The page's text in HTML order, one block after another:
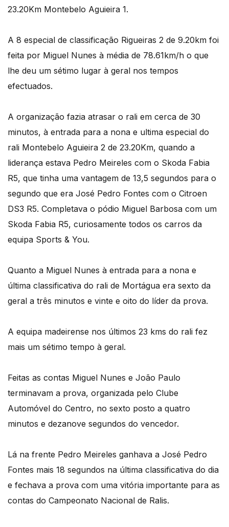
23.20Km Montebelo Aguieira 1.
A 8 especial de classificação Rigueiras 2 de 9.20km foi
feita por Miguel Nunes à média de 78.61km/h o que
lhe deu um sétimo lugar à geral nos tempos
efectuados.
A organização fazia atrasar o rali em cerca de 30
minutos, à entrada para a nona e ultima especial do
rali Montebelo Aguieira 2 de 23.20Km, quando a
liderança estava Pedro Meireles com o Skoda Fabia
R5, que tinha uma vantagem de 13,5 segundos para o
segundo que era José Pedro Fontes com o Citroen
DS3 R5. Completava o pódio Miguel Barbosa com um
Skoda Fabia R5, curiosamente todos os carros da
equipa Sports & You.
Quanto a Miguel Nunes à entrada para a nona e
última classificativa do rali de Mortágua era sexto da
geral a três minutos e vinte e oito do líder da prova.
A equipa madeirense nos últimos 23 kms do rali fez
mais um sétimo tempo à geral.
Feitas as contas Miguel Nunes e João Paulo
terminavam a prova, organizada pelo Clube
Automóvel do Centro, no sexto posto a quatro
minutos e dezanove segundos do vencedor.
Lá na frente Pedro Meireles ganhava a José Pedro
Fontes mais 18 segundos na última classificativa do dia
e fechava a prova com uma vitória importante para as
contas do Campeonato Nacional de Ralis.